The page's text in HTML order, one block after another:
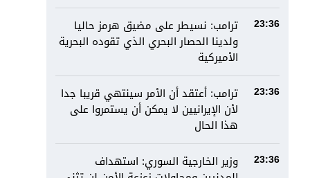
23:36
ترامب: نسيطر على مضيق هرمز حاليا
ولدينا الحصار البحري الذي تقوده البحرية
الأميركية
23:36
ترامب: أعتقد أن الأمر سينتهي قريبا جدا
لأن الإيرانيين لا يمكن أن يستمروا على
هذا الحال
23:36
وزير الخارجية السوري: استهداف